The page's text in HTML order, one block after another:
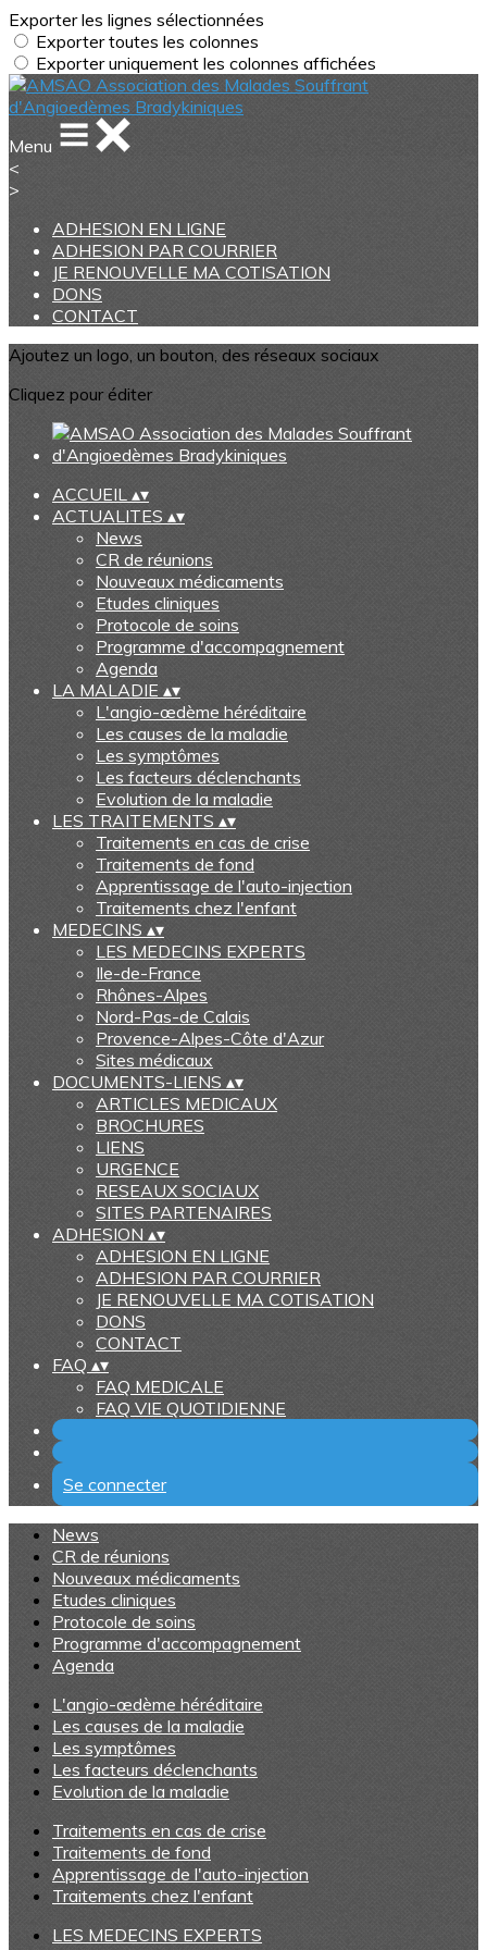
Exporter les lignes sélectionnées
Exporter toutes les colonnes
Exporter uniquement les colonnes affichées
Menu
<
>
ADHESION EN LIGNE
ADHESION PAR COURRIER
JE RENOUVELLE MA COTISATION
DONS
CONTACT
Ajoutez un logo, un bouton, des réseaux sociaux
Cliquez pour éditer
ACCUEIL ▴▾
ACTUALITES ▴▾
News
CR de réunions
Nouveaux médicaments
Etudes cliniques
Protocole de soins
Programme d'accompagnement
Agenda
LA MALADIE ▴▾
L'angio-œdème héréditaire
Les causes de la maladie
Les symptômes
Les facteurs déclenchants
Evolution de la maladie
LES TRAITEMENTS ▴▾
Traitements en cas de crise
Traitements de fond
Apprentissage de l'auto-injection
Traitements chez l'enfant
MEDECINS ▴▾
LES MEDECINS EXPERTS
Ile-de-France
Rhônes-Alpes
Nord-Pas-de Calais
Provence-Alpes-Côte d'Azur
Sites médicaux
DOCUMENTS-LIENS ▴▾
ARTICLES MEDICAUX
BROCHURES
LIENS
URGENCE
RESEAUX SOCIAUX
SITES PARTENAIRES
ADHESION ▴▾
ADHESION EN LIGNE
ADHESION PAR COURRIER
JE RENOUVELLE MA COTISATION
DONS
CONTACT
FAQ ▴▾
FAQ MEDICALE
FAQ VIE QUOTIDIENNE
Se connecter
News
CR de réunions
Nouveaux médicaments
Etudes cliniques
Protocole de soins
Programme d'accompagnement
Agenda
L'angio-œdème héréditaire
Les causes de la maladie
Les symptômes
Les facteurs déclenchants
Evolution de la maladie
Traitements en cas de crise
Traitements de fond
Apprentissage de l'auto-injection
Traitements chez l'enfant
LES MEDECINS EXPERTS